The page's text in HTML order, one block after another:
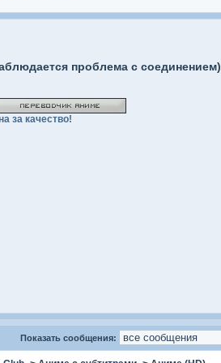
проблема с соединением)
за качество!
Показать сообщения: